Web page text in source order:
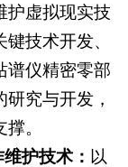
护虚拟现实技
技术开发、
谱仪精密零部
究与开发，
。
护技术： 以